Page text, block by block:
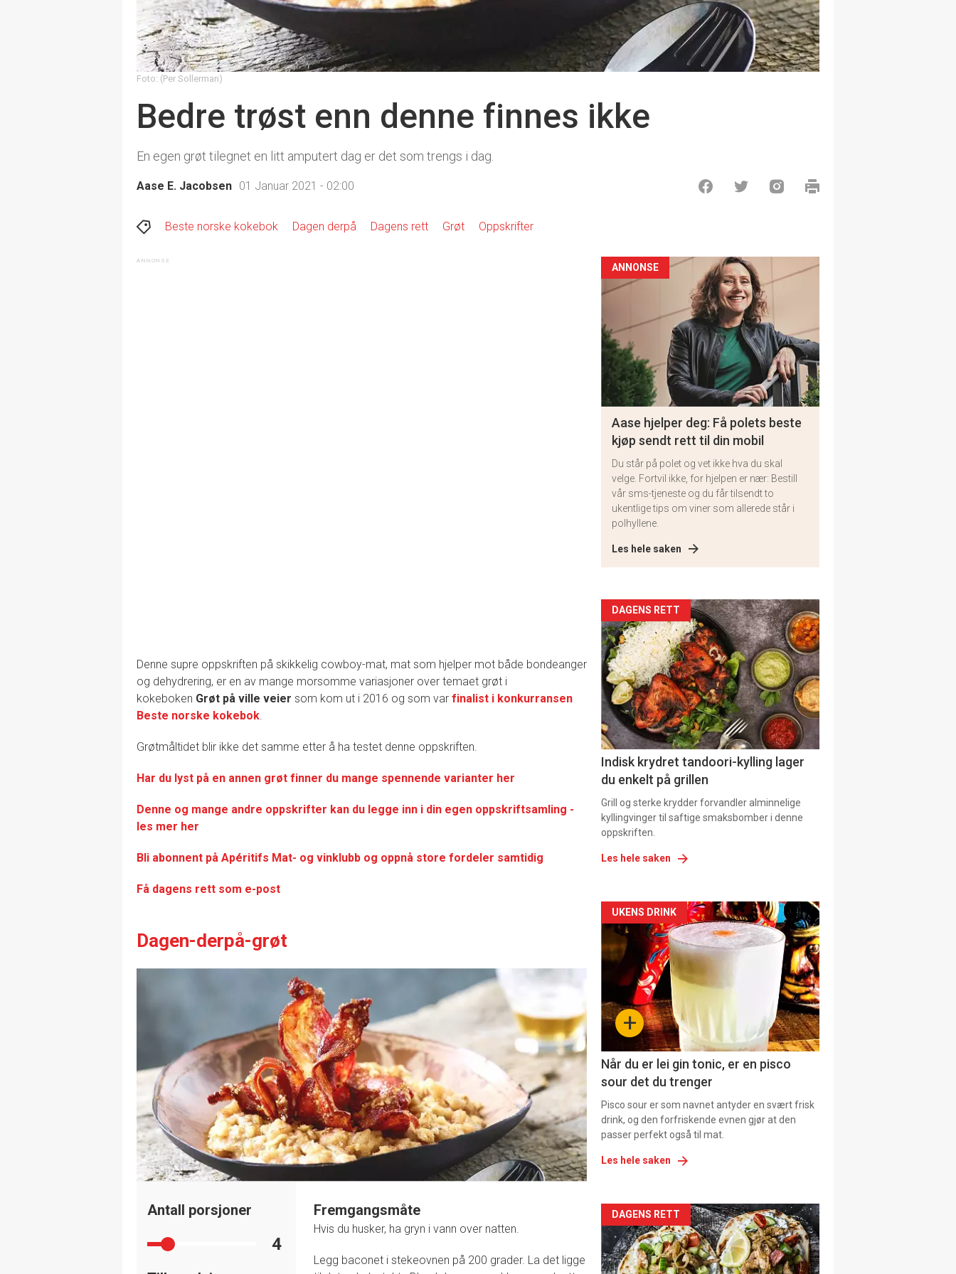
Foto: (Per Sollerman)
Bedre trøst enn denne finnes ikke
En egen grøt tilegnet en litt amputert dag er det som trengs i dag.
Aase E. Jacobsen 01 Januar 2021 - 02:00
Beste norske kokebok Dagen derpå Dagens rett Grøt Oppskrifter
Denne supre oppskriften på skikkelig cowboy-mat, mat som hjelper mot både bondeanger
og dehydrering, er en av mange morsomme variasjoner over temaet grøt i
kokeboken Grøt på ville veier som kom ut i 2016 og som var finalist i konkurransen
Beste norske kokebok.
Grøtmåltidet blir ikke det samme etter å ha testet denne oppskriften.
Har du lyst på en annen grøt finner du mange spennende varianter her
Denne og mange andre oppskrifter kan du legge inn i din egen oppskriftsamling -
les mer her
Bli abonnent på Apéritifs Mat- og vinklubb og oppnå store fordeler samtidig
Få dagens rett som e-post
Dagen-derpå-grøt
Antall porsjoner
4
Fremgangsmåte
Hvis du husker, ha gryn i vann over natten.
Legg baconet i stekeovnen på 200 grader. La det ligge
ANNONSE
Aase hjelper deg: Få polets beste
kjøp sendt rett til din mobil
Du står på polet og vet ikke hva du skal
velge. Fortvil ikke, for hjelpen er nær: Bestill
vår sms-tjeneste og du får tilsendt to
ukentlige tips om viner som allerede står i
polhyllene.
Les hele saken
Artikler
detail
-
section
11
DAGENS RETT
Indisk krydret tandoori-kylling lager
du enkelt på grillen
Grill og sterke krydder forvandler alminnelige
kyllingvinger til saftige smaksbomber i denne
oppskriften.
Les hele saken
Artikler
detail
section
11
Dagens
rett
+
UKENS DRINK
Når du er lei gin tonic, er en pisco
sour det du trenger
Pisco sour er som navnet antyder en svært frisk
drink, og den forfriskende evnen gjør at den
passer perfekt også til mat.
Les hele saken
Artikler
detail
DAGENS RETT